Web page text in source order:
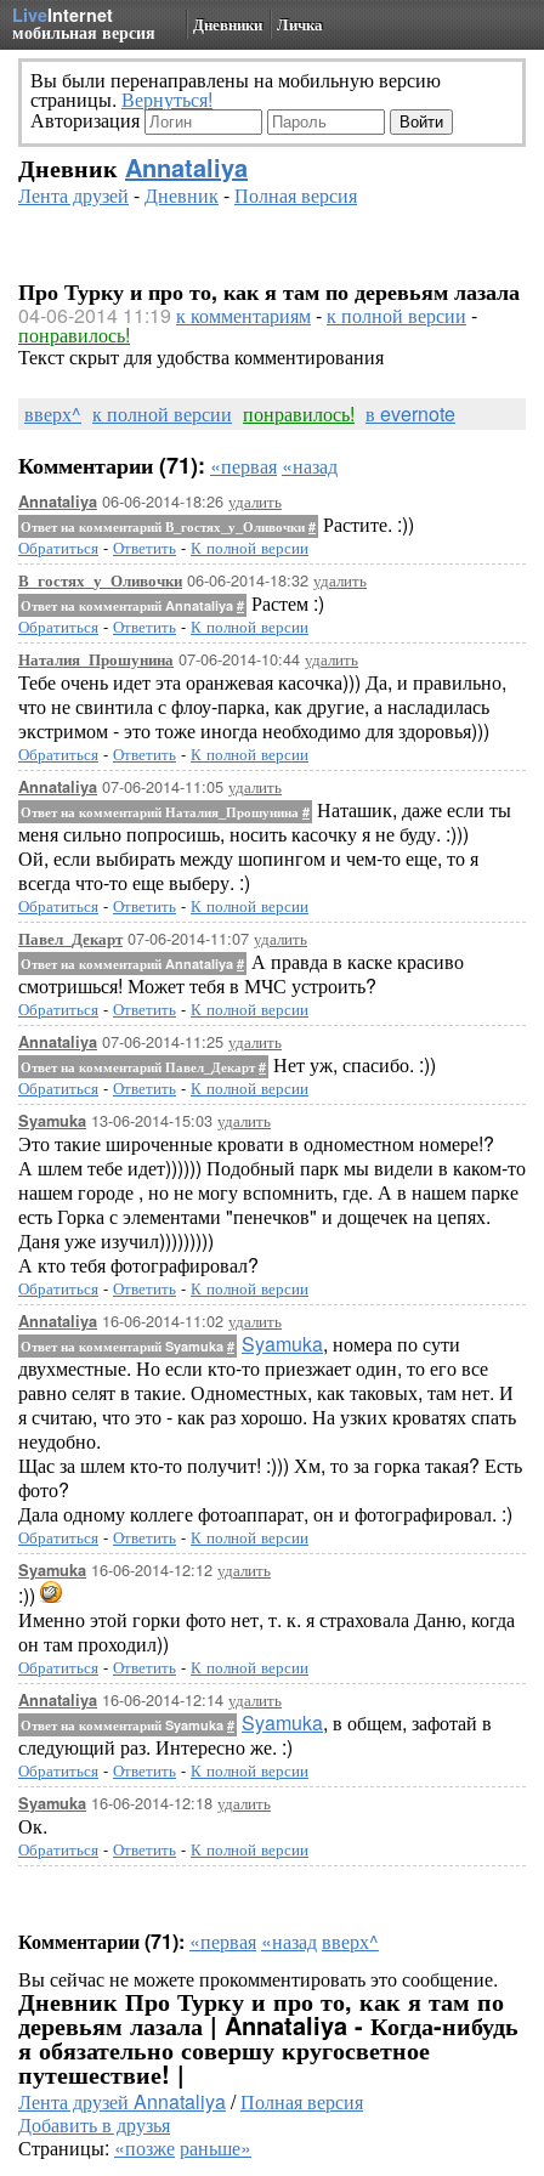
LiveInternet
мобильная версия Дневники Личка
Вы были перенаправлены на мобильную версию
страницы. Вернуться!
Авторизация
Дневник Annataliya
Лента друзей -Дневник-Полная версия
Про Турку и про то, как я там по деревьям лазала
04-06-2014 11:19 к комментариям-к полной версии -
понравилось!
Текст скрыт для удобства комментирования
вверх^ к полной версии понравилось! в evernote
Комментарии (71): «первая «назад
Annataliya 06-06-2014-18:26 удалить
Ответ на комментарий В_гостях_у_Оливочки # Растите. :))
Обратиться - Ответить - К полной версии
В_гостях_у_Оливочки 06-06-2014-18:32 удалить
Ответ на комментарий Annataliya # Растем :)
Обратиться - Ответить - К полной версии
Наталия_Прошунина 07-06-2014-10:44 удалить
Тебе очень идет эта оранжевая касочка))) Да, и правильно,
что не свинтила с флоу-парка, как другие, а насладилась
экстримом - это тоже иногда необходимо для здоровья)))
Обратиться - Ответить - К полной версии
Annataliya 07-06-2014-11:05 удалить
Ответ на комментарий Наталия_Прошунина # Наташик, даже если ты
меня сильно попросишь, носить касочку я не буду. :)))
Ой, если выбирать между шопингом и чем-то еще, то я
всегда что-то еще выберу. :)
Обратиться - Ответить - К полной версии
Павел_Декарт07-06-2014-11:07 удалить
Ответ на комментарий Annataliya # А правда в каске красиво
смотришься! Может тебя в МЧС устроить?
Обратиться - Ответить - К полной версии
Annataliya 07-06-2014-11:25 удалить
Ответ на комментарий Павел_Декарт# Нет уж, спасибо. :))
Обратиться - Ответить - К полной версии
Syamuka 13-06-2014-15:03 удалить
Это такие широченные кровати в одноместном номере!?
А шлем тебе идет)))))) Подобный парк мы видели в каком-то
нашем городе , но не могу вспомнить, где. А в нашем парке
есть Горка с элементами "пенечков" и дощечек на цепях.
Даня уже изучил)))))))))
А кто тебя фотографировал?
Обратиться - Ответить - К полной версии
Annataliya 16-06-2014-11:02 удалить
Ответ на комментарий Syamuka # Syamuka, номера по сути
двухместные. Но если кто-то приезжает один, то его все
равно селят в такие. Одноместных, как таковых, там нет. И
я считаю, что это - как раз хорошо. На узких кроватях спать
неудобно.
Щас за шлем кто-то получит! :))) Хм, то за горка такая? Есть
фото?
Дала одному коллеге фотоаппарат, он и фотографировал. :)
Обратиться - Ответить - К полной версии
Syamuka 16-06-2014-12:12 удалить
:))
Именно этой горки фото нет, т. к. я страховала Даню, когда
он там проходил))
Обратиться - Ответить - К полной версии
Annataliya 16-06-2014-12:14 удалить
Ответ на комментарий Syamuka # Syamuka, в общем, зафотай в
следующий раз. Интересно же. :)
Обратиться - Ответить - К полной версии
Syamuka 16-06-2014-12:18 удалить
Ок.
Обратиться - Ответить - К полной версии
Комментарии (71): «первая «назадвверх^
Вы сейчас не можете прокомментировать это сообщение.
Дневник Про Турку и про то, как я там по
деревьям лазала | Annataliya - Когда-нибудь
я обязательно совершу кругосветное
путешествие! |
Лента друзей Annataliya/Полная версия
Добавить в друзья
Страницы: «позжераньше»